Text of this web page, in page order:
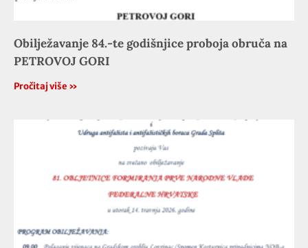
Obilježavanje 84.-te godišnjice proboja obruča na
PETROVOJ GORI
Pročitaj više »